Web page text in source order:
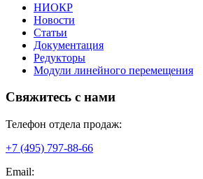
НИОКР
Новости
Статьи
Документация
Редукторы
Модули линейного перемещения
Свяжитесь с нами
Телефон отдела продаж:
+7 (495) 797-88-66
Email: